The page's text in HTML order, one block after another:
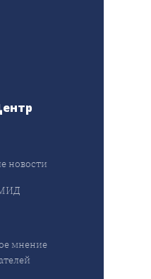
новости
мнение